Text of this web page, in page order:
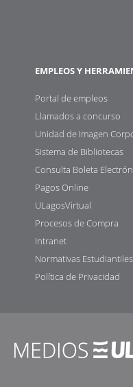
EMPLEOS Y
Portal de empleos
Llamados a concurso
Unidad de Imagen
Sistema de Bibliotecas
Consulta Boleta
Pagos Online
ULagosVirtual
Procesos de Compra
Intranet
Normativas Estudiantiles
Política de Privacidad